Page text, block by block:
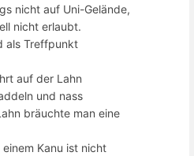
nicht auf Uni-Gelände,
nicht erlaubt.
als Treffpunkt
auf der Lahn
und nass
bräuchte man eine
Kanu ist nicht